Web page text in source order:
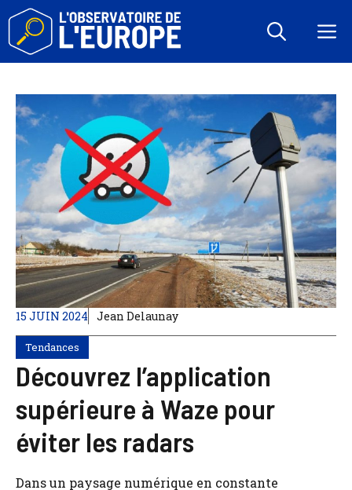
Aller
contenu
15 JUIN 2024 Jean Delaunay
Tendances
Découvrez l’application
supérieure à Waze pour
éviter les radars
Dans un paysage numérique en constante